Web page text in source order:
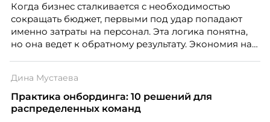
Когда бизнес сталкивается с необходимостью
сокращать бюджет, первыми под удар попадают
именно затраты на персонал. Эта логика понятна,
но она ведет к обратному результату. Экономия на
значит – сокращает доходы бизнеса.
Дина Мустаева
Практика онбординга: 10 решений для
распределенных команд